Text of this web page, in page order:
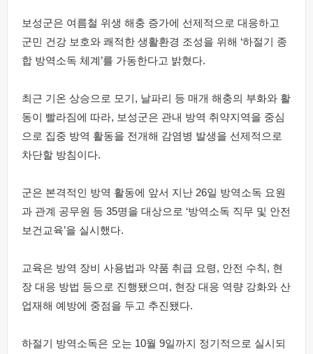
보성군은 여름철 위생 해충 증가에 선제적으로 대응하고
군민 건강 보호와 쾌적한 생활환경 조성을 위해 ‘하절기 종
합 방역소독 체계’를 가동한다고 밝혔다.
최근 기온 상승으로 모기, 날파리 등 매개 해충의 부화와 활
동이 빨라짐에 따라, 보성군은 관내 방역 취약지역을 중심
으로 집중 방역 활동을 전개해 감염병 발생을 선제적으로
차단할 방침이다.
군은 본격적인 방역 활동에 앞서 지난 26일 방역소독 요원
과 관계 공무원 등 35명을 대상으로 ‘방역소독 직무 및 안전
보건교육’을 실시했다.
교육은 방역 장비 사용법과 약품 취급 요령, 안전 수칙, 현
장 대응 방법 등으로 진행됐으며, 현장 대응 역량 강화와 산
업재해 예방에 중점을 두고 추진됐다.
하절기 방역소독은 오는 10월 9일까지 정기적으로 실시되